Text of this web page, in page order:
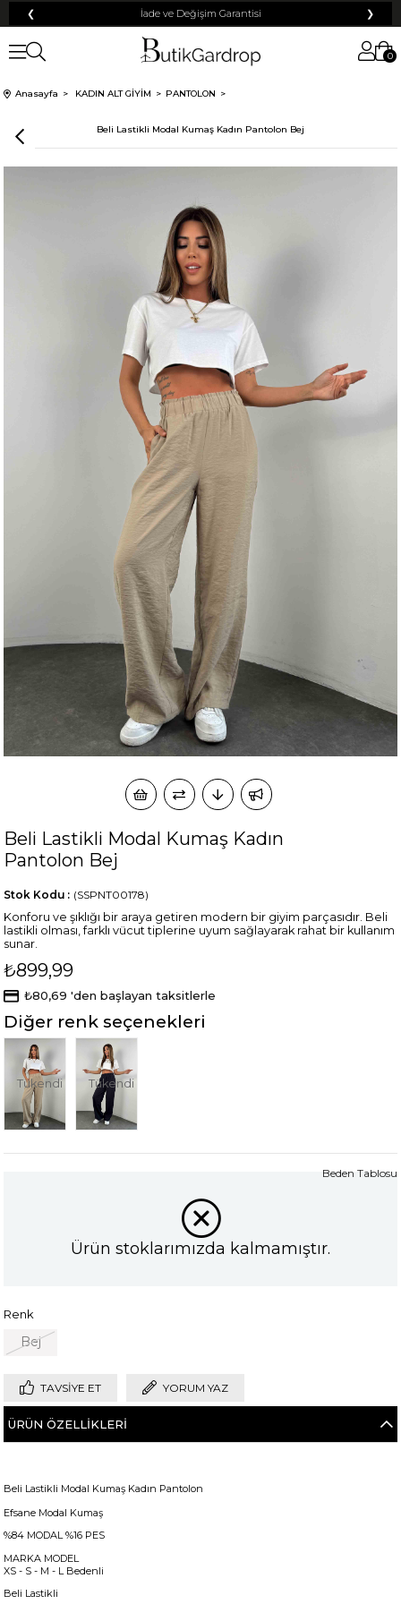
❮ Tüm Kredi Kartlarına +12 Taksit İmkanı! ❯
0
Anasayfa KADIN ALT GİYİM PANTOLON
Beli Lastikli Modal Kumaş Kadın Pantolon Bej
Beli Lastikli Modal Kumaş Kadın
Pantolon Bej
(SSPNT00178)
Stok Kodu
Konforu ve şıklığı bir araya getiren modern bir giyim parçasıdır. Beli
lastikli olması, farklı vücut tiplerine uyum sağlayarak rahat bir kullanım
sunar.
₺899,99
₺80,69 'den başlayan taksitlerle
Diğer renk seçenekleri
Tükendi Tükendi
Ürün stoklarımızda kalmamıştır.
Renk
Bej
Beden Tablosu
TAVSIYE ET YORUM YAZ
ÜRÜN ÖZELLIKLERI
Beli Lastikli Modal Kumaş Kadın Pantolon
Efsane Modal Kumaş
%84 MODAL %16 PES
MARKA MODEL
XS - S - M - L Bedenli
Beli Lastikli